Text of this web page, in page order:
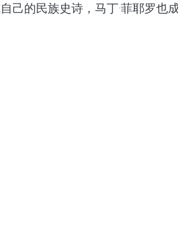
己的民族史诗，马丁·菲耶罗也